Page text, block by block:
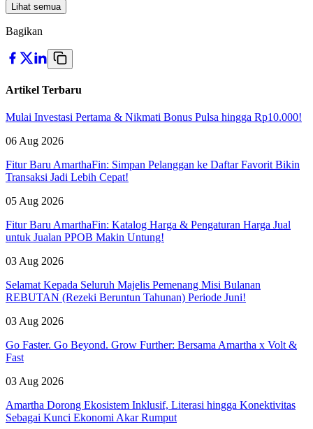
Lihat semua
Bagikan
Artikel Terbaru
Mulai Investasi Pertama & Nikmati Bonus Pulsa hingga Rp10.000!
06 Aug 2026
Fitur Baru AmarthaFin: Simpan Pelanggan ke Daftar Favorit Bikin
Transaksi Jadi Lebih Cepat!
05 Aug 2026
Fitur Baru AmarthaFin: Katalog Harga & Pengaturan Harga Jual
untuk Jualan PPOB Makin Untung!
03 Aug 2026
Selamat Kepada Seluruh Majelis Pemenang Misi Bulanan
REBUTAN (Rezeki Beruntun Tahunan) Periode Juni!
03 Aug 2026
Go Faster. Go Beyond. Grow Further: Bersama Amartha x Volt &
Fast
03 Aug 2026
Amartha Dorong Ekosistem Inklusif, Literasi hingga Konektivitas
Sebagai Kunci Ekonomi Akar Rumput